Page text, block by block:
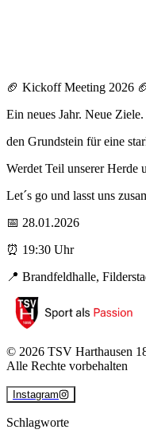
🏈 Kickoff Meeting 2026
Ein neues Jahr. Neue
den Grundstein für eine
Werdet Teil unserer Herde
Let´s go und lasst uns
📅 28.01.2026
⏰ 19:30 Uhr
📍 Brandfeldhalle,
© 2026 TSV Harthausen
Alle Rechte vorbehalten
Instagram
Schlagworte